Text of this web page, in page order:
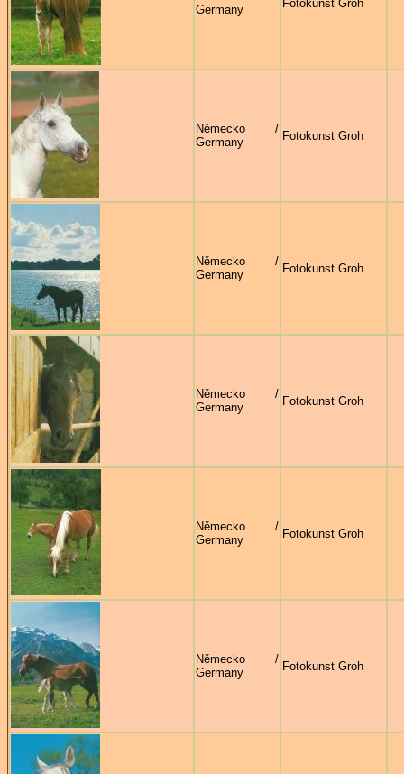
Germany
Fotokunst Groh
Německo /
Germany
Fotokunst Groh
Německo /
Germany
Fotokunst Groh
Německo /
Germany
Fotokunst Groh
Německo /
Germany
Fotokunst Groh
Německo /
Germany
Fotokunst Groh